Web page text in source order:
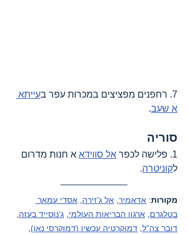
7. רחפנים מפציצים במכרות עפר ב
עייתא
א שעב.
סוריה
1. פלישה לכפר אל סווידא א חנות מדרום
לקוניטרה.
מקורות: אדאמיר אל ג’זירה
אסדי עמאר
בטלגרם
ארגון הבריאות העולמי ג’נוסייד בעזה
דובר צה"ל דמוקרטיה עכשיו (דמוקרסי נאו)